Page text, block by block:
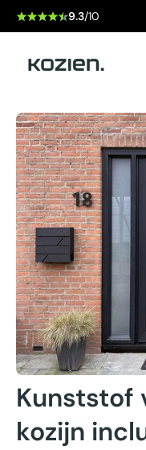
9.3/10
Kunststof
kozijn